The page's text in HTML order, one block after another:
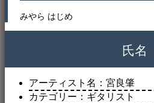
みやら はじめ
氏名
アーティスト名：宮良肇
カテゴリー：ギタリスト